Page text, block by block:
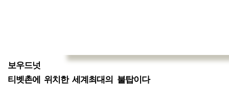
보우드넛
티벳촌에 위치한 세계최대의 불탑이다